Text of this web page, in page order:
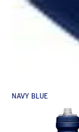
NAVY BLUE